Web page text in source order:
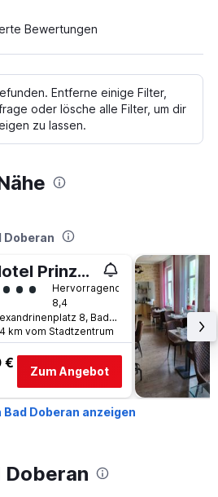
Bewertungen
Entferne einige Filter,
oder lösche alle Filter, um dir
zu lassen.
Doberan
Hotel Prinzenpalais Bad Doberan
4
Hervorragend
8,4
Alexandrinenplatz 8, Bad Doberan, Mecklenburg-Vorpommern, Deutschland
km vom Stadtzentrum
€
Zum Angebot
Doberan anzeigen
Doberan